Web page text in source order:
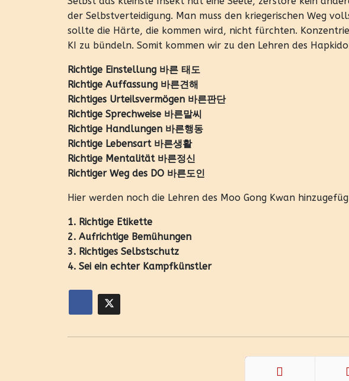
der Selbstverteidigung. Man muss den kriegerischen Weg
sollte die Härte, die kommen wird, nicht fürchten.
KI zu bündeln. Somit kommen wir zu den Lehren des
Richtige Einstellung 바른 태도
Richtige Auffassung 바른견해
Richtiges Urteilsvermögen 바른판단
Richtige Sprechweise 바른말씨
Richtige Handlungen 바른행동
Richtige Lebensart 바른생활
Richtige Mentalität 바른정신
Richtiger Weg des DO 바른도인
Hier werden noch die Lehren des Moo Gong Kwan
1. Richtige Etikette
2. Aufrichtige Bemühungen
3. Richtiges Selbstschutz
4. Sei ein echter Kampfkünstler